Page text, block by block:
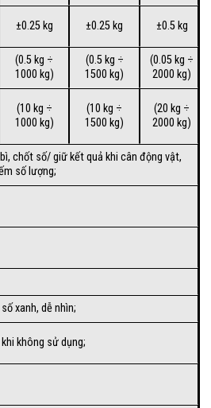
±0.25 kg ±0.25 kg ±0.5 kg
(0.5 kg ÷
1000 kg)
(0.5 kg ÷
1500 kg)
(0.05 kg ÷
2000 kg)
(10 kg ÷
1000 kg)
(10 kg ÷
1500 kg)
(20 kg ÷
2000 kg)
chốt số/ giữ kết quả khi cân động vật,
số lượng;
xanh, dễ nhìn;
không sử dụng;